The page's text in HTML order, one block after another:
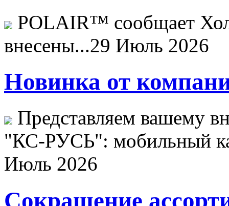
POLAIR™ сообщает
внесены...29 Июль 2026
Новинка от
Представляем вашему
"КС-РУСЬ": мобильный
Июль 2026
Сокращение